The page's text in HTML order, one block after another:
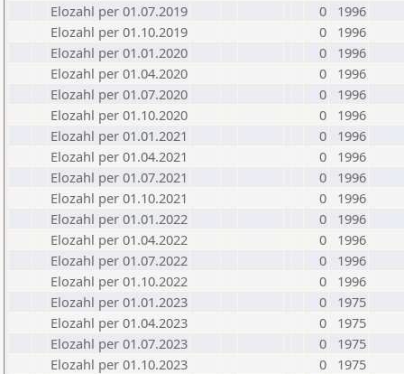
Elozahl per 01.07.2019
0
1996
Elozahl per 01.10.2019
0
1996
Elozahl per 01.01.2020
0
1996
Elozahl per 01.04.2020
0
1996
Elozahl per 01.07.2020
0
1996
Elozahl per 01.10.2020
0
1996
Elozahl per 01.01.2021
0
1996
Elozahl per 01.04.2021
0
1996
Elozahl per 01.07.2021
0
1996
Elozahl per 01.10.2021
0
1996
Elozahl per 01.01.2022
0
1996
Elozahl per 01.04.2022
0
1996
Elozahl per 01.07.2022
0
1996
Elozahl per 01.10.2022
0
1996
Elozahl per 01.01.2023
0
1975
Elozahl per 01.04.2023
0
1975
Elozahl per 01.07.2023
0
1975
Elozahl per 01.10.2023
0
1975